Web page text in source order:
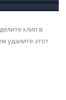
клип в
удалите этот